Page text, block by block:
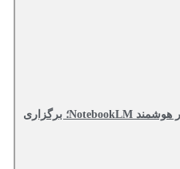
تحولی در آموزش و پژوهش با ابزار هوشمند NotebookLM؛ برگزاری